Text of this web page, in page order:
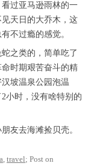
过亚马逊雨林的一
天日的大乔木，这
不过瘾的感觉。
之类的，简单吃了
时期艰苦奋斗的精
坡温泉公园泡温
小时，没有啥特别的
友去海滩捡贝壳。
, travel; Post on